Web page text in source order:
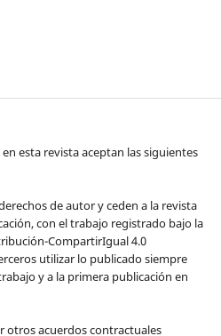
esta revista aceptan las siguientes
de autor y ceden a la revista
con el trabajo registrado bajo la
CompartirIgual 4.0
utilizar lo publicado siempre
y a la primera publicación en
otros acuerdos contractuales